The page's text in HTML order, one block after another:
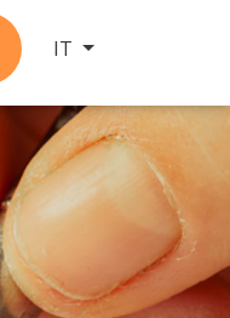
Seleziona la tua
IT